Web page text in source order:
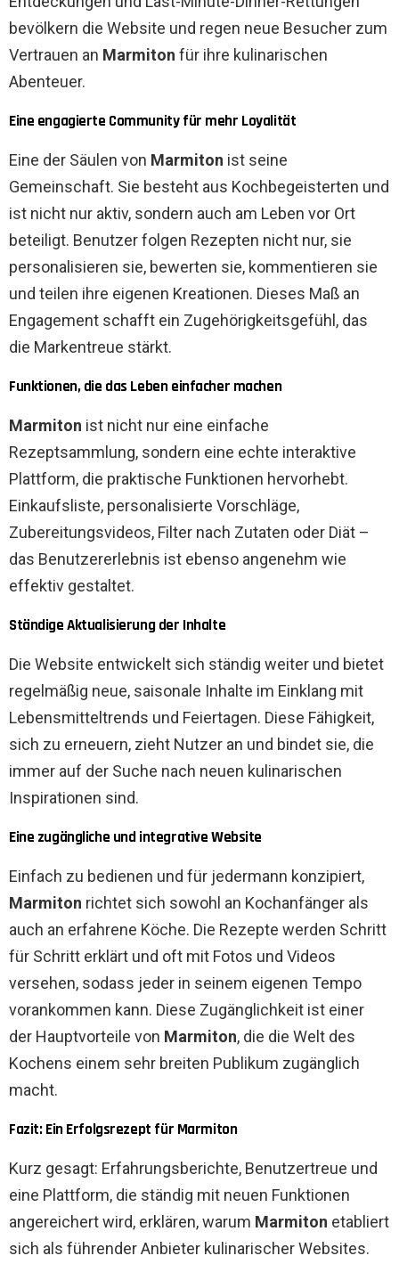
bevölkern die Website und regen neue Besucher zum
Vertrauen an Marmiton für ihre kulinarischen
Abenteuer.
Eine engagierte Community für mehr Loyalität
Eine der Säulen von Marmiton ist seine
Gemeinschaft. Sie besteht aus Kochbegeisterten und
ist nicht nur aktiv, sondern auch am Leben vor Ort
beteiligt. Benutzer folgen Rezepten nicht nur, sie
personalisieren sie, bewerten sie, kommentieren sie
und teilen ihre eigenen Kreationen. Dieses Maß an
Engagement schafft ein Zugehörigkeitsgefühl, das
die Markentreue stärkt.
Funktionen, die das Leben einfacher machen
Marmiton ist nicht nur eine einfache
Rezeptsammlung, sondern eine echte interaktive
Plattform, die praktische Funktionen hervorhebt.
Einkaufsliste, personalisierte Vorschläge,
Zubereitungsvideos, Filter nach Zutaten oder Diät –
das Benutzererlebnis ist ebenso angenehm wie
effektiv gestaltet.
Ständige Aktualisierung der Inhalte
Die Website entwickelt sich ständig weiter und bietet
regelmäßig neue, saisonale Inhalte im Einklang mit
Lebensmitteltrends und Feiertagen. Diese Fähigkeit,
sich zu erneuern, zieht Nutzer an und bindet sie, die
immer auf der Suche nach neuen kulinarischen
Inspirationen sind.
Eine zugängliche und integrative Website
Einfach zu bedienen und für jedermann konzipiert,
Marmiton richtet sich sowohl an Kochanfänger als
auch an erfahrene Köche. Die Rezepte werden Schritt
für Schritt erklärt und oft mit Fotos und Videos
versehen, sodass jeder in seinem eigenen Tempo
vorankommen kann. Diese Zugänglichkeit ist einer
der Hauptvorteile von Marmiton, die die Welt des
Kochens einem sehr breiten Publikum zugänglich
macht.
Fazit: Ein Erfolgsrezept für Marmiton
Kurz gesagt: Erfahrungsberichte, Benutzertreue und
eine Plattform, die ständig mit neuen Funktionen
angereichert wird, erklären, warum Marmiton etabliert
sich als führender Anbieter kulinarischer Websites.